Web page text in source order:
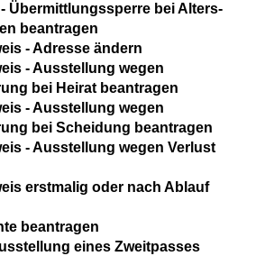
Übermittlungssperre bei Alters-
beantragen
- Adresse ändern
- Ausstellung wegen
bei Heirat beantragen
- Ausstellung wegen
bei Scheidung beantragen
- Ausstellung wegen Verlust
erstmalig oder nach Ablauf
beantragen
eines Zweitpasses